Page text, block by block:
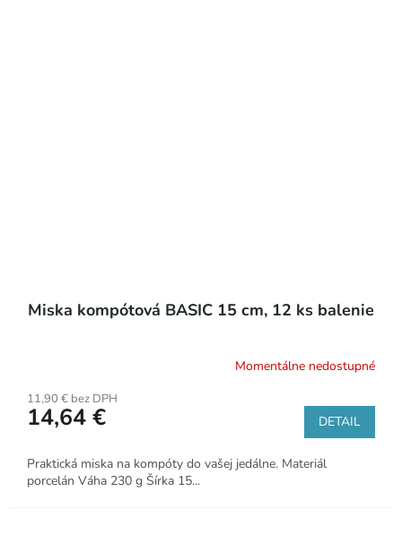
Miska kompótová BASIC 15 cm, 12 ks balenie
Momentálne nedostupné
11,90 € bez DPH
14,64 € DETAIL
Praktická miska na kompóty do vašej jedálne. Materiál
porcelán Váha 230 g Šírka 15...